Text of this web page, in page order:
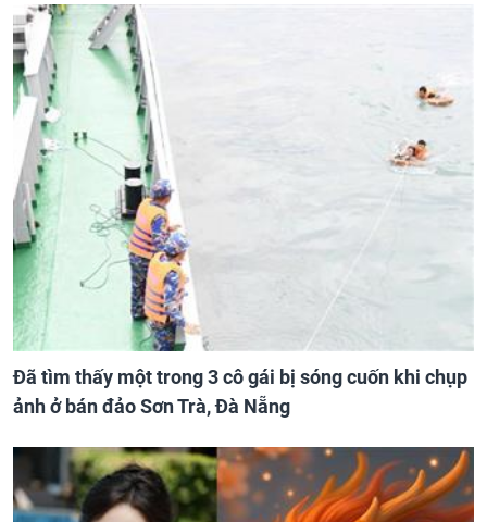
Đã tìm thấy một trong 3 cô gái bị sóng cuốn khi chụp
ảnh ở bán đảo Sơn Trà, Đà Nẵng